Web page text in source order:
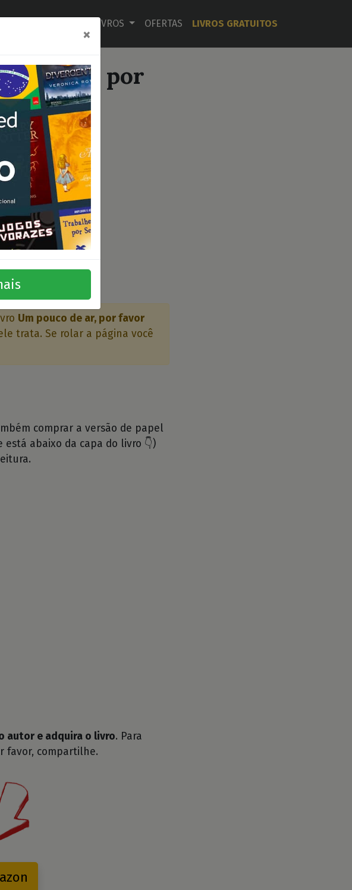
LIVROS OFERTAS LIVROS GRATUITOS
de ar, por
livro!
Um pouco de ar, por favor
trata. Se rolar a página você
comprar a versão de papel
está abaixo da capa do livro 👇)
autor e adquira o livro. Para
favor, compartilhe.
×